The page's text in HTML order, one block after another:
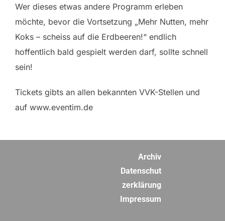
Wer dieses etwas andere Programm erleben
möchte, bevor die Vortsetzung „Mehr Nutten, mehr
Koks – scheiss auf die Erdbeeren!“ endlich
hoffentlich bald gespielt werden darf, sollte schnell
sein!
Tickets gibts an allen bekannten VVK-Stellen und
auf www.eventim.de
Archiv
Datenschut
zerklärung
Impressum